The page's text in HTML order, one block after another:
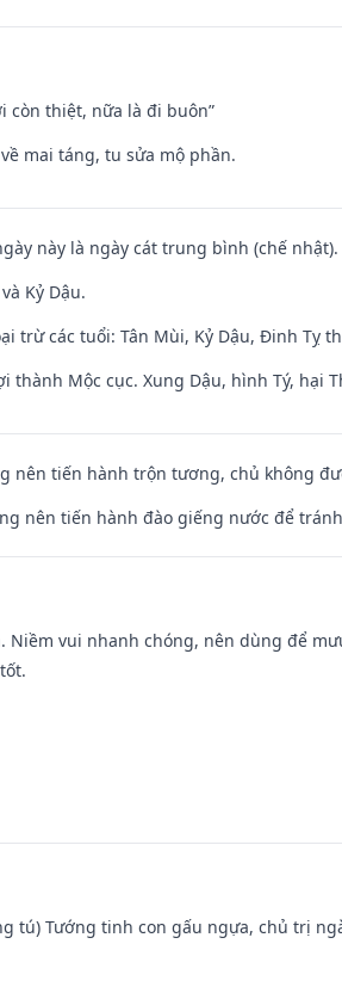
còn thiệt, nữa là đi buôn”
mai táng, tu sửa mộ phần.
này là ngày cát trung bình (chế nhật).
Kỷ Dậu.
trừ các tuổi: Tân Mùi, Kỷ Dậu, Đinh Tỵ
Mộc cục. Xung Dậu, hình Tý, hại
nên tiến hành trộn tương, chủ không
nên tiến hành đào giếng nước để
vui nhanh chóng, nên dùng để
tú) Tướng tinh con gấu ngựa, chủ trị